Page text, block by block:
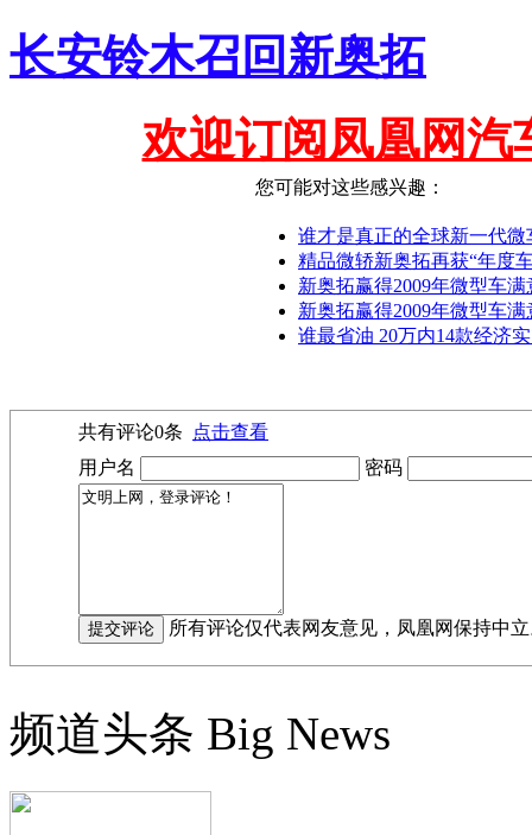
长安铃木召回新奥拓
欢迎订阅凤凰网汽
您可能对这些感兴趣：
谁才是真正的全球新一代微
精品微轿新奥拓再获“年度
新奥拓赢得2009年微型车
新奥拓赢得2009年微型车
谁最省油 20万内14款经济
共有评论0条
点击查看
用户名
密码
所有评论仅代表网友意见，凤凰网保持中
频道头条 Big News